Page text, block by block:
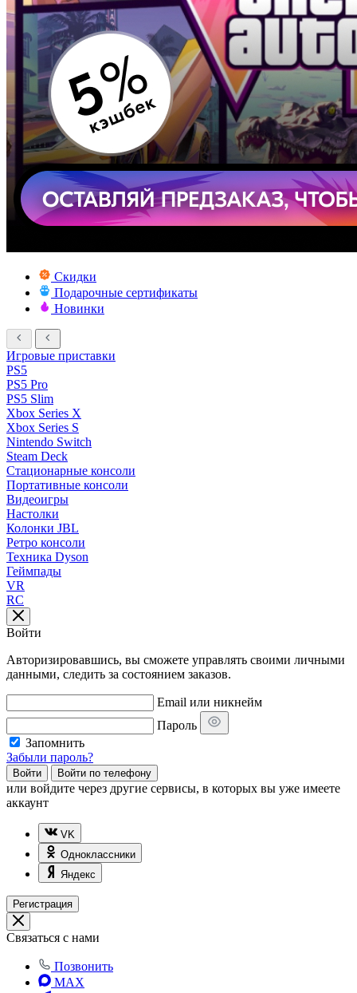
Скидки
Подарочные сертификаты
Новинки
Игровые приставки
PS5
PS5 Pro
PS5 Slim
Xbox Series X
Xbox Series S
Nintendo Switch
Steam Deck
Стационарные консоли
Портативные консоли
Видеоигры
Настолки
Колонки JBL
Ретро консоли
Техника Dyson
Геймпады
VR
RC
Войти
Авторизировавшись, вы сможете управлять своими личными
данными, следить за состоянием заказов.
Email или никнейм
Пароль
Запомнить
Забыли пароль?
Войти Войти по телефону
или войдите через другие сервисы, в которых вы уже имеете
аккаунт
VK
Одноклассники
Яндекс
Регистрация
Связаться с нами
Позвонить
MAX